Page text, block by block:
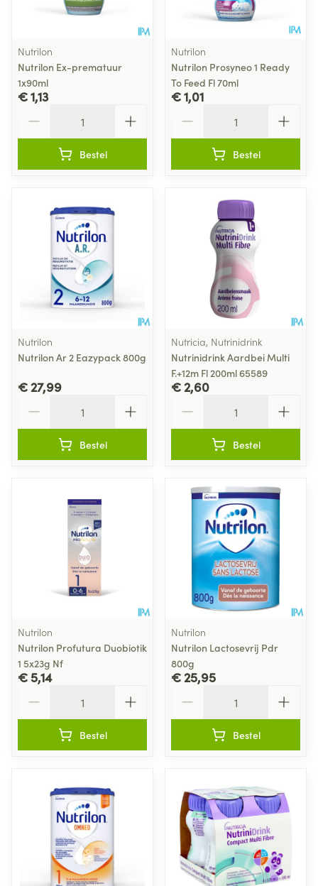
Nutrilon
Nutrilon Ex-prematuur
1x90ml
€ 1,13
Bestel
Nutrilon
Nutrilon Prosyneo 1 Ready
To Feed Fl 70ml
€ 1,01
Bestel
Nutrilon
Nutrilon Ar 2 Eazypack 800g
€ 27,99
Bestel
Nutricia, Nutrinidrink
Nutrinidrink Aardbei Multi
F.+12m Fl 200ml 65589
€ 2,60
Bestel
Nutrilon
Nutrilon Profutura Duobiotik
1 5x23g Nf
€ 5,14
Bestel
Nutrilon
Nutrilon Lactosevrij Pdr
800g
€ 25,95
Bestel